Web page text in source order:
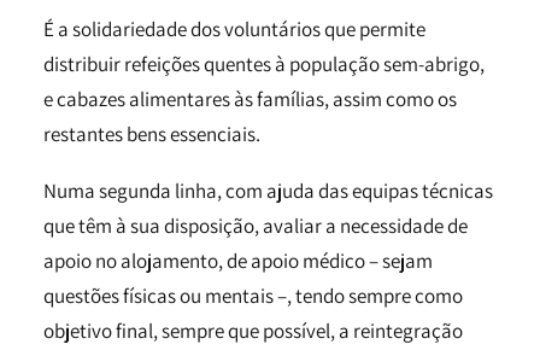
É a solidariedade dos voluntários que permite
distribuir refeições quentes à população sem-abrigo,
e cabazes alimentares às famílias, assim como os
restantes bens essenciais.
Numa segunda linha, com ajuda das equipas técnicas
que têm à sua disposição, avaliar a necessidade de
apoio no alojamento, de apoio médico – sejam
questões físicas ou mentais –, tendo sempre como
objetivo final, sempre que possível, a reintegração